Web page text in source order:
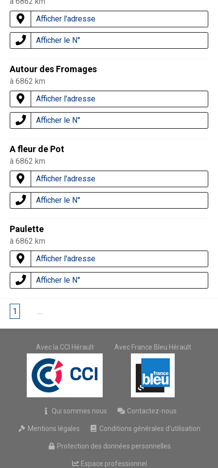
Afficher l'adresse
Afficher le N°
Autour des Fromages
à 6862 km
Afficher l'adresse
Afficher le N°
A fleur de Pot
à 6862 km
Afficher l'adresse
Afficher le N°
Paulette
à 6862 km
Afficher l'adresse
Afficher le N°
1 …
Avec la CCI Hérault Avec France Bleu Hérault
Qui sommes nous Contactez-nous
Mentions légales Conditions générales d'utilisation
Protection des données personnelles
Espace professionnel